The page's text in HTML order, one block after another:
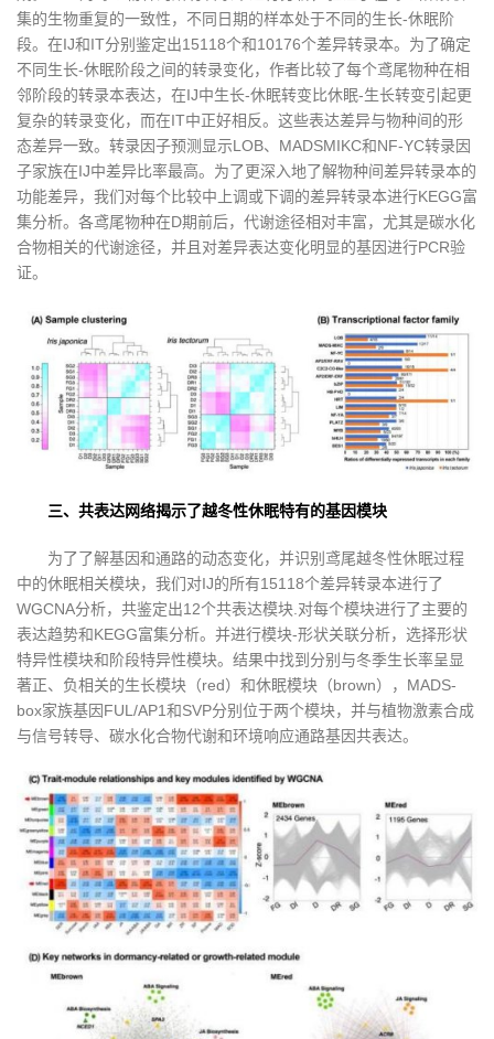
集的生物重复的一致性，不同日期的样本处于不同的生长-休眠阶
段。在IJ和IT分别鉴定出15118个和10176个差异转录本。为了确定
不同生长-休眠阶段之间的转录变化，作者比较了每个鸢尾物种在相
邻阶段的转录本表达，在IJ中生长-休眠转变比休眠-生长转变引起更
复杂的转录变化，而在IT中正好相反。这些表达差异与物种间的形
态差异一致。转录因子预测显示LOB、MADSMIKC和NF-YC转录因
子家族在IJ中差异比率最高。为了更深入地了解物种间差异转录本的
功能差异，我们对每个比较中上调或下调的差异转录本进行KEGG富
集分析。各鸢尾物种在D期前后，代谢途径相对丰富，尤其是碳水化
合物相关的代谢途径，并且对差异表达变化明显的基因进行PCR验
证。
三、共表达网络揭示了越冬性休眠特有的基因模块
为了了解基因和通路的动态变化，并识别鸢尾越冬性休眠过程
中的休眠相关模块，我们对IJ的所有15118个差异转录本进行了
WGCNA分析，共鉴定出12个共表达模块.对每个模块进行了主要的
表达趋势和KEGG富集分析。并进行模块-形状关联分析，选择形状
特异性模块和阶段特异性模块。结果中找到分别与冬季生长率呈显
著正、负相关的生长模块（red）和休眠模块（brown），MADS-
box家族基因FUL/AP1和SVP分别位于两个模块，并与植物激素合成
与信号转导、碳水化合物代谢和环境响应通路基因共表达。